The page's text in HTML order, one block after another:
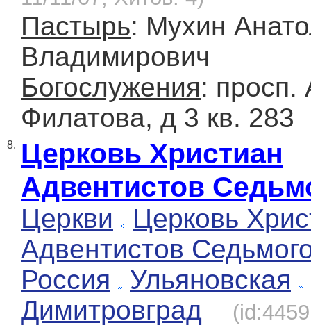
Пастырь: Мухин
Владимирович
Богослужения: просп.
Филатова, д 3 кв. 283
8. Церковь Христиан
Адвентистов
Церкви
Церковь
Адвентистов
Россия
Ульяновская
Димитровград